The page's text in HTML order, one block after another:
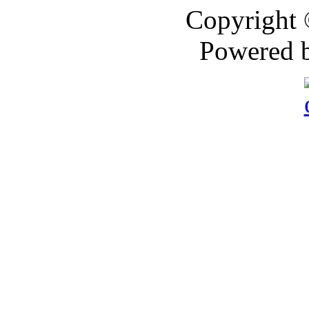
Powered